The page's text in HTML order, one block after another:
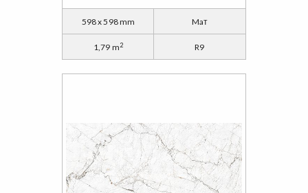
598 x 598 mm Maт
1,79 m2 R9